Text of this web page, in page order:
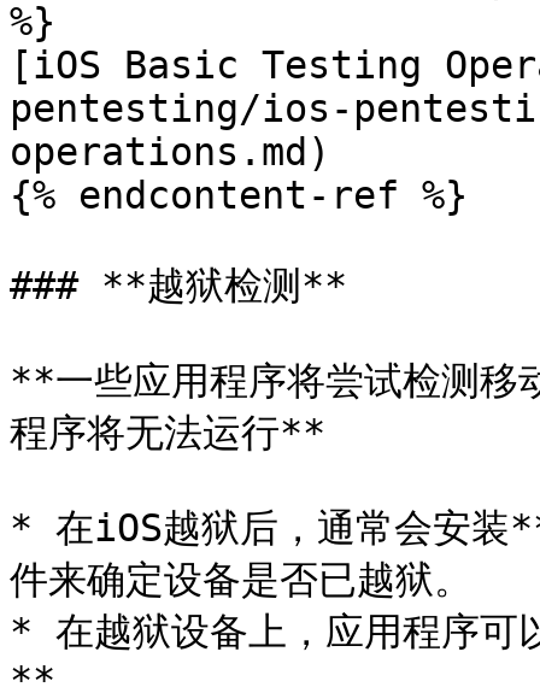
%}
[iOS Basic Testing
pentesting/ios-
operations.md)
{% endcontent-ref %}
### **越狱检测**
**一些应用程序将尝试检测移
程序将无法运行**
* 在iOS越狱后，通常会安装
件来确定设备是否已越狱。
* 在越狱设备上，应用程序